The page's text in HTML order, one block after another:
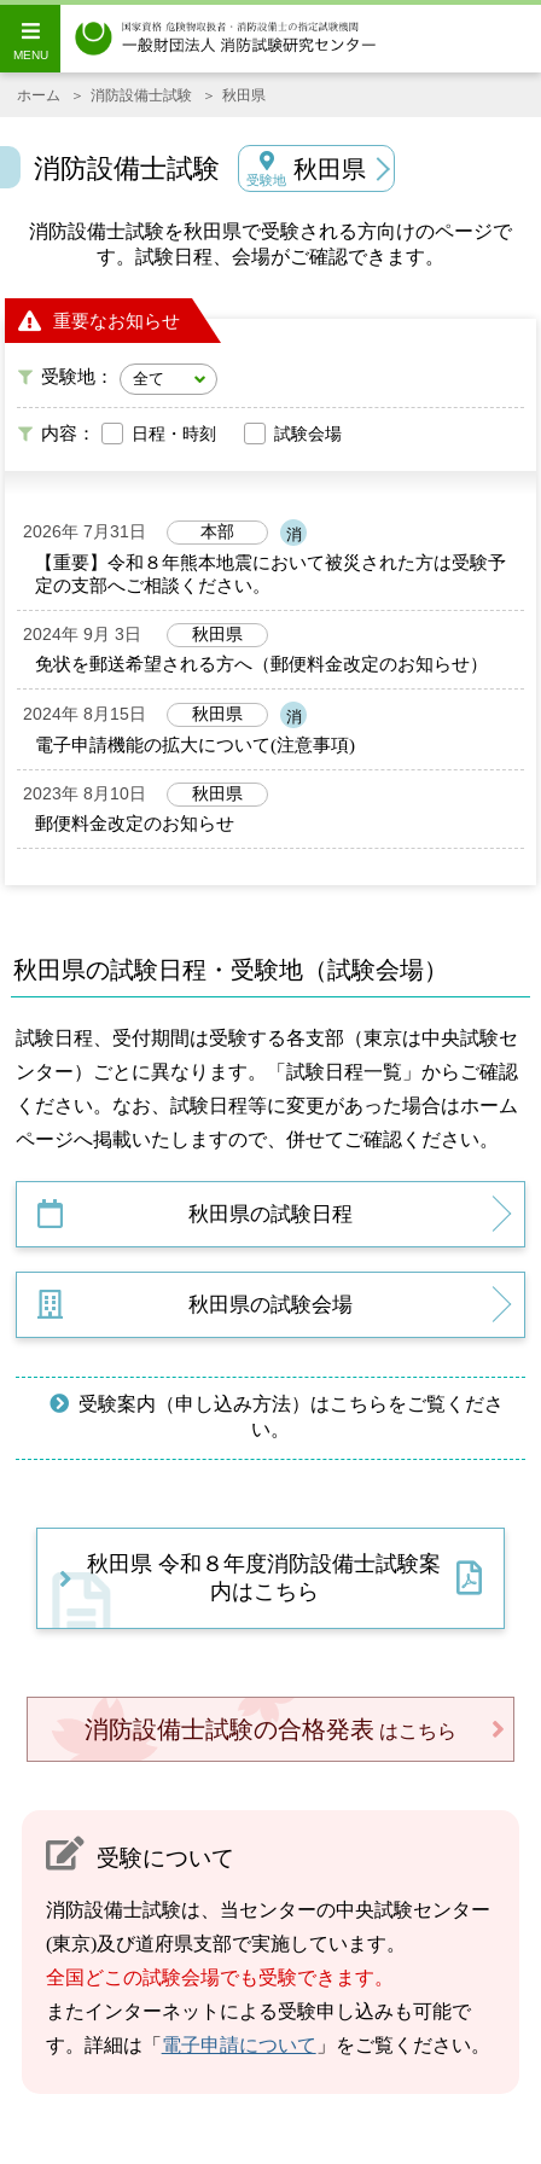
ホーム 消防設備士試験 秋田県
消防設備士試験 受験地 秋田県
消防設備士試験を秋田県で受験される方向けのページで
す。試験日程、会場がご確認できます。
重要なお知らせ
受験地：
内容： 日程・時刻 試験会場
2026年 7月31日 本部 消
【重要】令和８年熊本地震において被災された方は受験予
定の支部へご相談ください。
2024年 9月 3日 秋田県
免状を郵送希望される方へ（郵便料金改定のお知らせ）
2024年 8月15日 秋田県 消
電子申請機能の拡大について(注意事項)
2023年 8月10日 秋田県
郵便料金改定のお知らせ
秋田県の試験日程・受験地（試験会場）
試験日程、受付期間は受験する各支部（東京は中央試験セ
ンター）ごとに異なります。「試験日程一覧」からご確認
ください。なお、試験日程等に変更があった場合はホーム
ページへ掲載いたしますので、併せてご確認ください。
秋田県の試験日程
秋田県の試験会場
受験案内（申し込み方法）はこちらをご覧くださ
い。
秋田県 令和８年度消防設備士試験案
内はこちら
消防設備士試験の合格発表 はこちら
受験について
消防設備士試験は、当センターの中央試験センター
(東京)及び道府県支部で実施しています。
全国どこの試験会場でも受験できます。
またインターネットによる受験申し込みも可能で
す。詳細は「 電子申請について 」をご覧ください。